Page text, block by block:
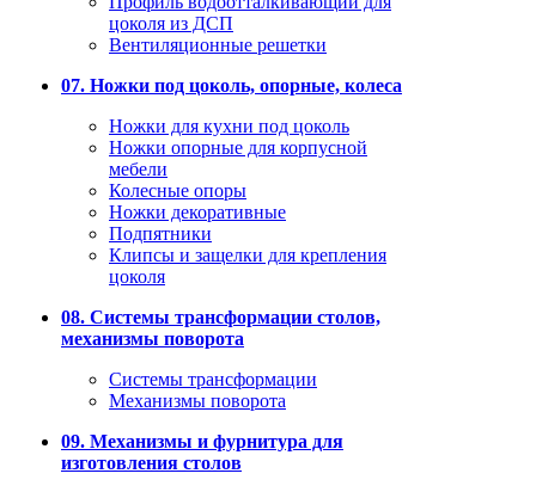
цоколя из ДСП
Вентиляционные решетки
07. Ножки под цоколь, опорные, колеса
Ножки для кухни под цоколь
Ножки опорные для корпусной
мебели
Колесные опоры
Ножки декоративные
Подпятники
Клипсы и защелки для крепления
цоколя
08. Системы трансформации столов,
механизмы поворота
Системы трансформации
Механизмы поворота
09. Механизмы и фурнитура для
изготовления столов